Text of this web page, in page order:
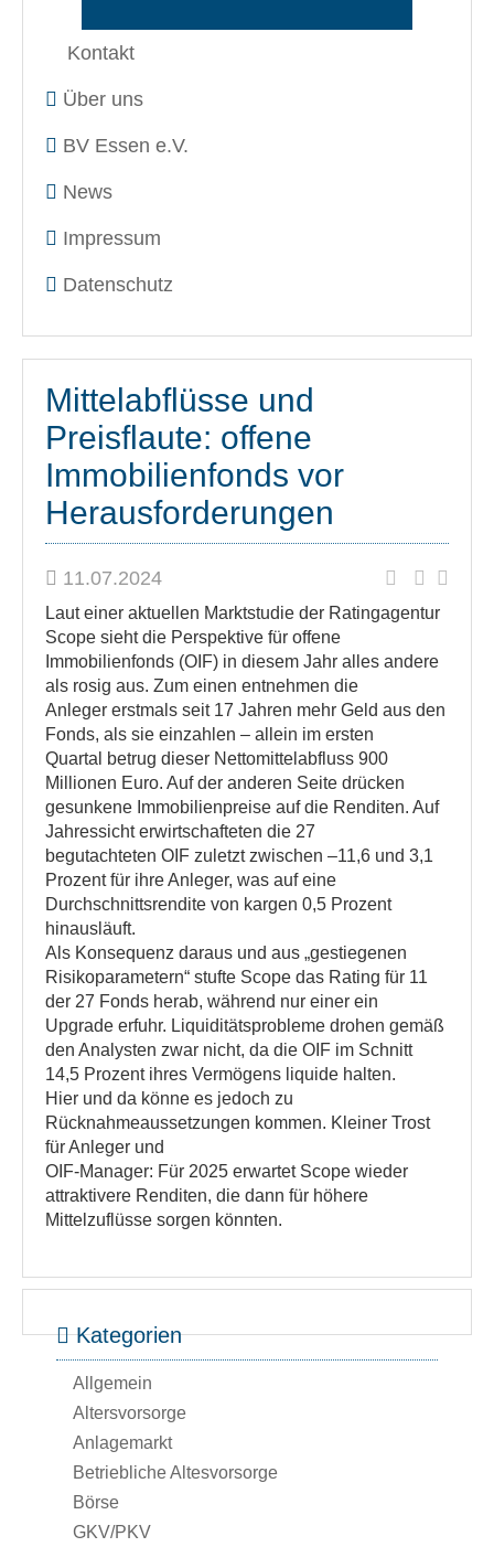
Kontakt
Über uns
BV Essen e.V.
News
Impressum
Datenschutz
Mittelabflüsse und
Preisflaute: offene
Immobilienfonds vor
Herausforderungen
11.07.2024
Laut einer aktuellen Marktstudie der Ratingagentur
Scope sieht die Perspektive für offene
Immobilienfonds (OIF) in diesem Jahr alles andere
als rosig aus. Zum einen entnehmen die
Anleger erstmals seit 17 Jahren mehr Geld aus den
Fonds, als sie einzahlen – allein im ersten
Quartal betrug dieser Nettomittelabfluss 900
Millionen Euro. Auf der anderen Seite drücken
gesunkene Immobilienpreise auf die Renditen. Auf
Jahressicht erwirtschafteten die 27
begutachteten OIF zuletzt zwischen –11,6 und 3,1
Prozent für ihre Anleger, was auf eine
Durchschnittsrendite von kargen 0,5 Prozent
hinausläuft.
Als Konsequenz daraus und aus „gestiegenen
Risikoparametern“ stufte Scope das Rating für 11
der 27 Fonds herab, während nur einer ein
Upgrade erfuhr. Liquiditätsprobleme drohen gemäß
den Analysten zwar nicht, da die OIF im Schnitt
14,5 Prozent ihres Vermögens liquide halten.
Hier und da könne es jedoch zu
Rücknahmeaussetzungen kommen. Kleiner Trost
für Anleger und
OIF-Manager: Für 2025 erwartet Scope wieder
attraktivere Renditen, die dann für höhere
Mittelzuflüsse sorgen könnten.
Kategorien
Allgemein
Altersvorsorge
Anlagemarkt
Betriebliche Altesvorsorge
Börse
GKV/PKV